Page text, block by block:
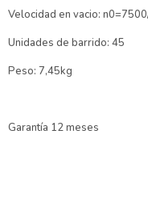
Velocidad en vacio:
Unidades de barrido: 45
Peso: 7,45kg
Garantía 12 meses